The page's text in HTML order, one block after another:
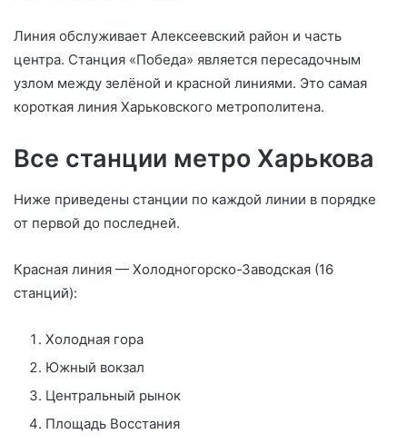
Линия обслуживает Алексеевский район и часть
центра. Станция «Победа» является пересадочным
узлом между зелёной и красной линиями. Это самая
короткая линия Харьковского метрополитена.
Все станции метро Харькова
Ниже приведены станции по каждой линии в порядке
от первой до последней.
Красная линия — Холодногорско-Заводская (16
станций):
Холодная гора
Южный вокзал
Центральный рынок
Площадь Восстания